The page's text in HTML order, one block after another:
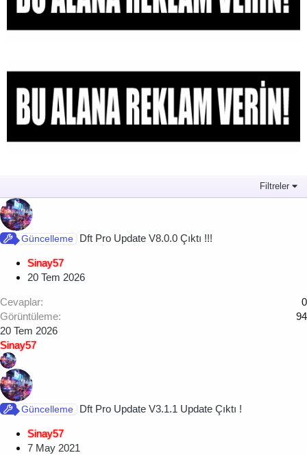
Filtreler
Güncelleme Dft Pro Update V8.0.0 Çıktı !!!
Sinay57
20 Tem 2026
Cevaplar
0
Görüntüleme
94
20 Tem 2026
Sinay57
Güncelleme Dft Pro Update V3.1.1 Update Çıktı !
Sinay57
7 May 2021